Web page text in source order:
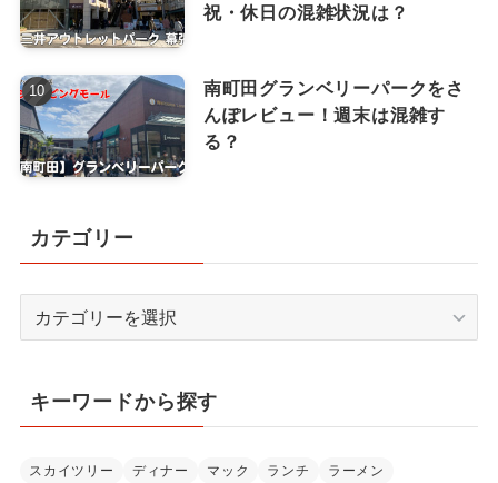
祝・休日の混雑状況は？
南町田グランベリーパークをさ
んぽレビュー！週末は混雑す
る？
カテゴリー
リ
キーワードから探す
スカイツリー ディナー マック ランチ
ラーメン